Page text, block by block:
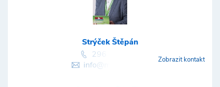
Strýček Štěpán
296 399 006
info@mmreality.cz
Zobrazit kontakt